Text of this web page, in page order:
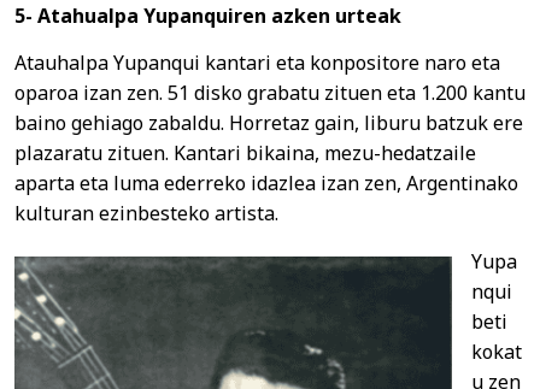
5- Atahualpa Yupanquiren azken urteak
Atauhalpa Yupanqui kantari eta konpositore naro eta
oparoa izan zen. 51 disko grabatu zituen eta 1.200 kantu
baino gehiago zabaldu. Horretaz gain, liburu batzuk ere
plazaratu zituen. Kantari bikaina, mezu-hedatzaile
aparta eta luma ederreko idazlea izan zen, Argentinako
kulturan ezinbesteko artista.
Yupa
nqui
beti
kokat
u zen